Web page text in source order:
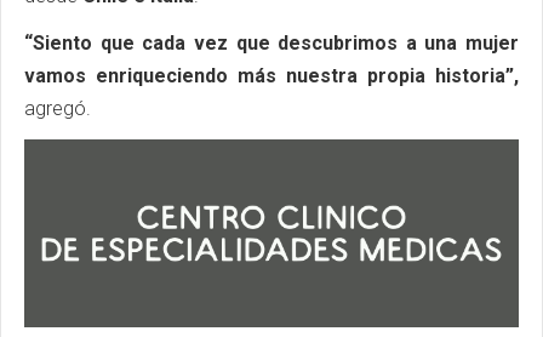
“Siento que cada vez que descubrimos a una mujer
vamos enriqueciendo más nuestra propia historia”,
agregó.